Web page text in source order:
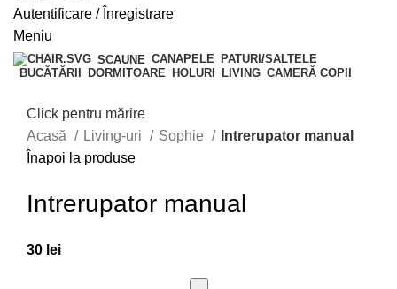
Autentificare / Înregistrare
Meniu
SCAUNE CANAPELE PATURI/SALTELE
BUCĂTĂRII
DORMITOARE HOLURI LIVING CAMERĂ COPII
Click pentru mărire
Acasă
Living-uri Sophie
Intrerupator manual
Înapoi la produse
Intrerupator manual
30 lei